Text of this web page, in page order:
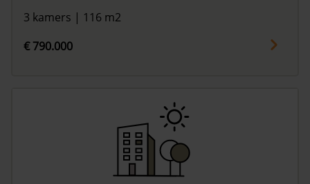
3 kamers | 116 m2
€ 790.000